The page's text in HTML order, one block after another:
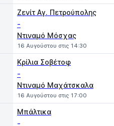
Ζενίτ Αγ. Πετρούπολης
-
Ντιναμό Μόσχας
16 Αυγούστου στις 14:30
Κρίλια Σοβέτοφ
-
Ντιναμό Μαχάτσκαλα
16 Αυγούστου στις 17:00
Μπάλτικα
-